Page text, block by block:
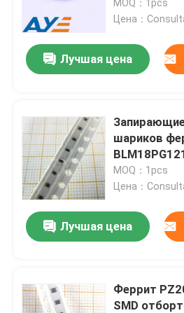
MOQ：1pcs
Цена：
Лучшая цена
шариков
бортовые
MOQ：1pcs
Цена：
Лучшая цена
Феррит
SMD